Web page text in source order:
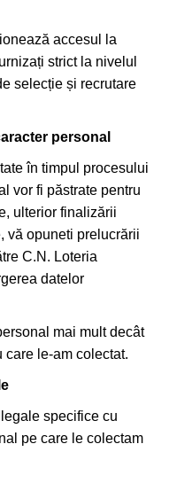
accesul la
strict la nivelul
selecție și recrutare
personal
în timpul procesului
vor fi păstrate pentru
ulterior finalizării
vă opuneti prelucrării
C.N. Loteria
datelor
mai mult decât
care le-am colectat.
specifice cu
pe care le colectam